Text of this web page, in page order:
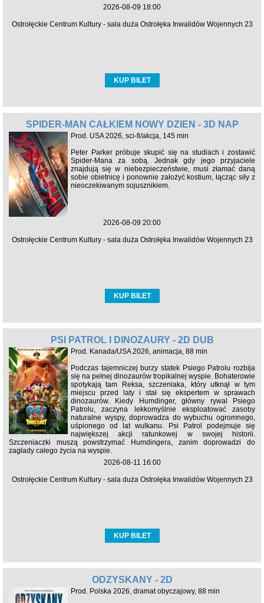
2026-08-09 18:00
Ostrołęckie Centrum Kultury - sala duża Ostrołęka Inwalidów Wojennych 23
KUP BILET
SPIDER-MAN CAŁKIEM NOWY DZIEŃ - 3D NAP
Prod. USA 2026, sci-fi/akcja, 145 min
Peter Parker próbuje skupić się na studiach i zostawić
Spider-Mana za sobą. Jednak gdy jego przyjaciele
znajdują się w niebezpieczeństwie, musi złamać daną
sobie obietnicę i ponownie założyć kostium, łącząc siły z
nieoczekiwanym sojusznikiem.
2026-08-09 20:00
Ostrołęckie Centrum Kultury - sala duża Ostrołęka Inwalidów Wojennych 23
KUP BILET
PSI PATROL I DINOZAURY - 2D DUB
Prod. Kanada/USA 2026, animacja, 88 min
Podczas tajemniczej burzy statek Psiego Patrolu rozbija
się na pełnej dinozaurów tropikalnej wyspie. Bohaterowie
spotykają tam Reksa, szczeniaka, który utknął w tym
miejscu przed laty i stał się ekspertem w sprawach
dinozaurów. Kiedy Humdinger, główny rywal Psiego
Patrolu, zaczyna lekkomyślnie eksploatować zasoby
naturalne wyspy, doprowadza do wybuchu ogromnego,
uśpionego od lat wulkanu. Psi Patrol podejmuje się
największej akcji ratunkowej w swojej historii.
Szczeniaczki muszą powstrzymać Humdingera, zanim doprowadzi do
zagłady całego życia na wyspie.
2026-08-11 16:00
Ostrołęckie Centrum Kultury - sala duża Ostrołęka Inwalidów Wojennych 23
KUP BILET
ODZYSKANY - 2D
Prod. Polska 2026, dramat obyczajowy, 88 min